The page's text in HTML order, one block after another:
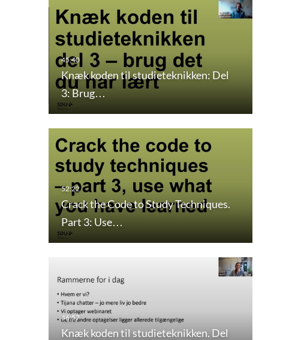
Knæk koden til studieteknikken: Del
3: Brug…
Crack the Code to Study Techniques.
Part 3: Use…
Knæk koden til studieteknikken. Del